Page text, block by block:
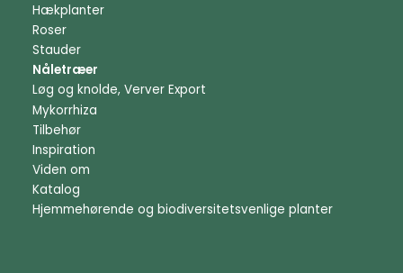
Hækplanter
Roser
Stauder
Nåletræer
Løg og knolde, Verver Export
Mykorrhiza
Tilbehør
Inspiration
Viden om
Katalog
Hjemmehørende og biodiversitetsvenlige planter